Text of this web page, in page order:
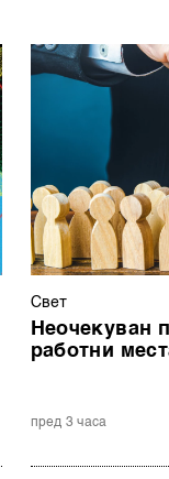
Свет
Неочекуван
работни
пред 3 часа